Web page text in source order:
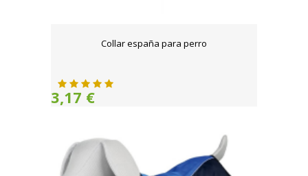
Collar españa para perro
3,17 €